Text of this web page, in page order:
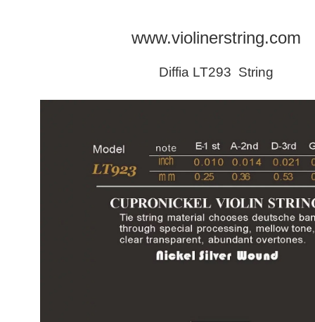
www.violinerstring.com
Diffia LT293 String